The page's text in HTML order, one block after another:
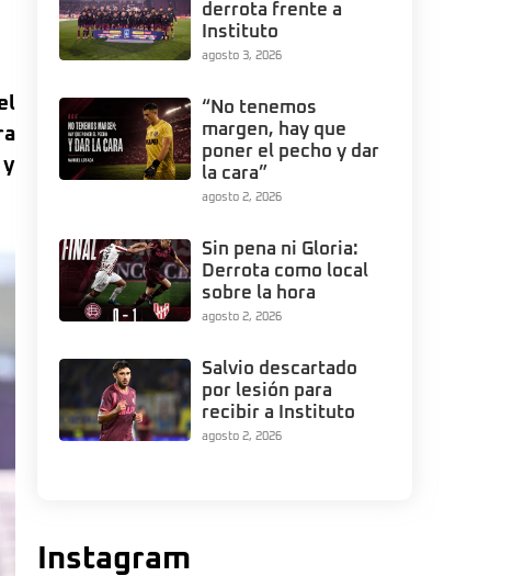
y
derrota frente a
Instituto
agosto 3, 2026
“No tenemos
margen, hay que
poner el pecho y dar
la cara”
agosto 2, 2026
Sin pena ni Gloria:
Derrota como local
sobre la hora
agosto 2, 2026
Salvio descartado
por lesión para
recibir a Instituto
agosto 2, 2026
Instagram